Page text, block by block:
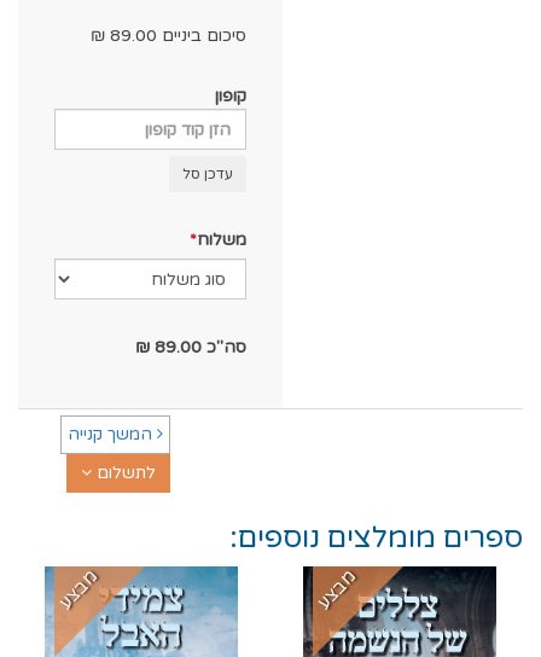
סיכום ביניים 89.00
₪
קופון
עדכן סל
משלוח
סה"כ 89.00
₪
המשך קנייה
לתשלום
ספרים מומלצים נוספים:
מבצע מבצע